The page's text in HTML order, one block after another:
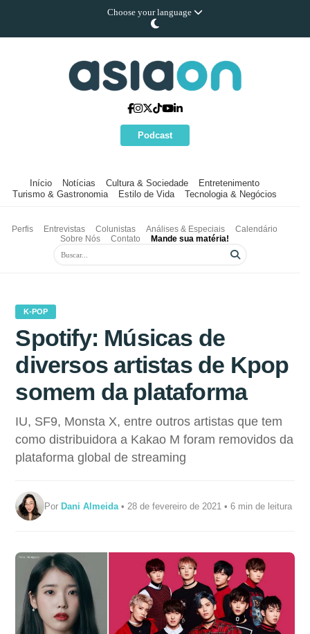
Choose your language
Podcast
Início Notícias Cultura & Sociedade
Entretenimento
Turismo & Gastronomia
Estilo de Vida Tecnologia & Negócios
Perfis Entrevistas Colunistas Análises & Especiais
Calendário
Sobre Nós
Contato Mande sua matéria!
K-POP
Spotify: Músicas de
diversos artistas de Kpop
somem da plataforma
IU, SF9, Monsta X, entre outros artistas que tem
como distribuidora a Kakao M foram removidos da
plataforma global de streaming
PorDani Almeida • 28 de fevereiro de 2021 • 6 min de leitura